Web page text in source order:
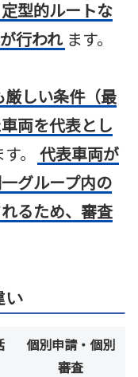
型的ルートな
行われ ます。
しい条件（最
両を代表とし
。
代表車両が
グループ内の
るため、審査
い
個別申請・個別
審査